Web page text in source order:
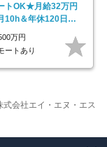
トOK★月給32万円
10h＆年休120日以
万円
ートあり
式会社エイ・エヌ・エス